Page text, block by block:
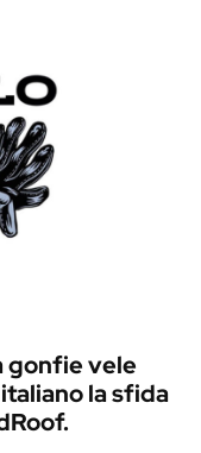
gonfie vele
la sfida